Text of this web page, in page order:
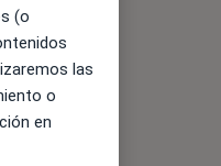
(o
las
o
en